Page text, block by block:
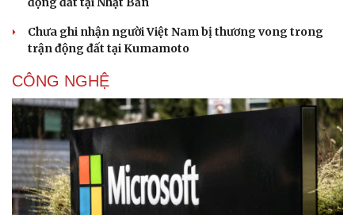
Chưa ghi nhận người Việt Nam bị thương vong trong
trận động đất tại Kumamoto
CÔNG NGHỆ